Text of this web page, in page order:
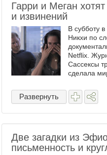
Гарри и Меган
и извинений
В субботу
Никхи по
Netflix.
Сассексы
сделала
что их
опере, где
Развернуть
Две загадки из
письменность и